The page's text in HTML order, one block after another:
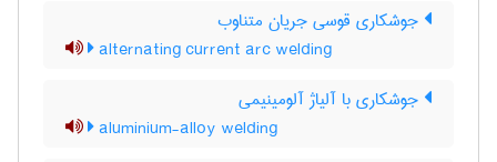
جوشکاری قوسی جریان متناوب
alternating current arc welding
جوشکاری با آلیاژ آلومینیمی
aluminium-alloy welding